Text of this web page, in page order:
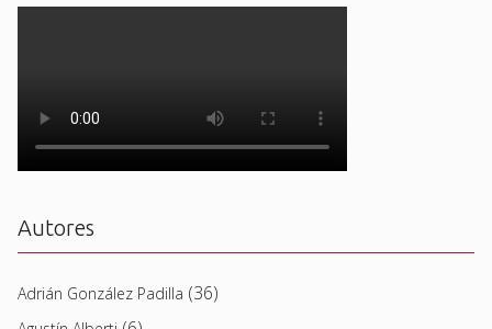
Autores
Adrián González Padilla (36)